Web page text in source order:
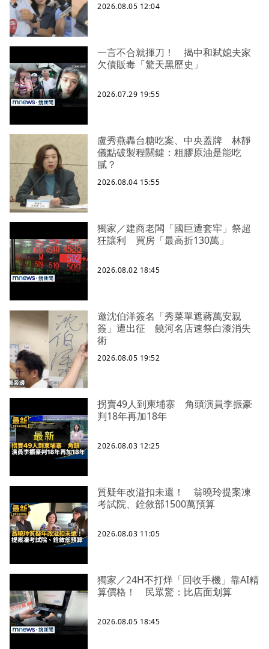
2026.08.05 12:04
一言不合就揮刀！ 揭中和弒媳夫家
欠債販毒「驚天黑歷史」
2026.07.29 19:55
盧秀燕轟台糖吃案、中央蓋牌 林靜
儀點破製程關鍵：粗膠原油是能吃
膩？
2026.08.04 15:55
獨家／建商老闆「國巨遭套牢」祭超
狂讓利 買房「最高折130萬」
2026.08.02 18:45
邀沈伯洋簽名「秀菜單遮蔣萬安親
簽」遭出征 饒河名店速祭白漆消失
術
2026.08.05 19:52
拐賣49人到柬埔寨 角頭演員李振豪
判18年再加18年
2026.08.03 12:25
質疑年改溢扣未還！ 翁曉玲提案凍
考試院、銓敘部1500萬預算
2026.08.03 11:05
獨家／24H不打烊「回收手機」靠AI精
算價格！ 民眾驚：比店面划算
2026.08.05 18:45